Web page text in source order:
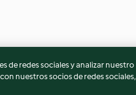
de redes sociales y analizar nuestro
nuestros socios de redes sociales,